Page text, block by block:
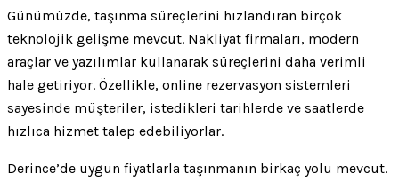
Günümüzde, taşınma süreçlerini hızlandıran birçok
teknolojik gelişme mevcut. Nakliyat firmaları, modern
araçlar ve yazılımlar kullanarak süreçlerini daha verimli
hale getiriyor. Özellikle, online rezervasyon sistemleri
sayesinde müşteriler, istedikleri tarihlerde ve saatlerde
hızlıca hizmet talep edebiliyorlar.
Derince’de uygun fiyatlarla taşınmanın birkaç yolu mevcut.